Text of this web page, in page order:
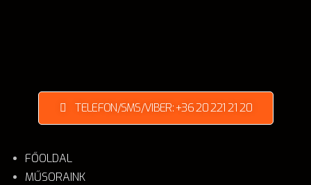
FŐOLDAL
MŰSORAINK
TELEFON/SMS/VIBER: +36 20 221 21 20